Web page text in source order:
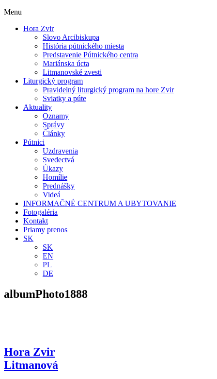
Menu
Hora Zvir
Slovo Arcibiskupa
História pútnického miesta
Predstavenie Pútnického centra
Mariánska úcta
Litmanovské zvesti
Liturgický program
Pravidelný liturgický program na hore Zvir
Sviatky a púte
Aktuality
Oznamy
Správy
Články
Pútnici
Uzdravenia
Svedectvá
Úkazy
Homílie
Prednášky
Videá
INFORMAČNÉ CENTRUM A UBYTOVANIE
Fotogaléria
Kontakt
Priamy prenos
SK
SK
EN
PL
DE
albumPhoto1888
Hora Zvir
Litmanová